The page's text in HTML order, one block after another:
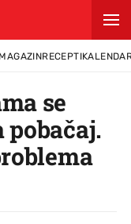
MAGAZINRECEPTI
se